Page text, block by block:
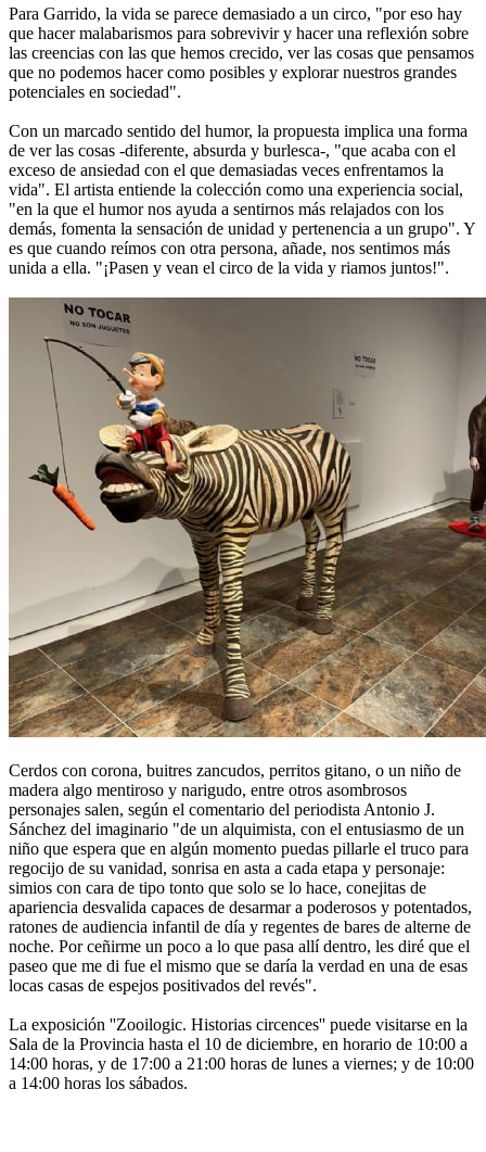
Para Garrido, la vida se parece demasiado a un circo, "por eso hay
que hacer malabarismos para sobrevivir y hacer una reflexión sobre
las creencias con las que hemos crecido, ver las cosas que pensamos
que no podemos hacer como posibles y explorar nuestros grandes
potenciales en sociedad".
Con un marcado sentido del humor, la propuesta implica una forma
de ver las cosas -diferente, absurda y burlesca-, "que acaba con el
exceso de ansiedad con el que demasiadas veces enfrentamos la
vida". El artista entiende la colección como una experiencia social,
"en la que el humor nos ayuda a sentirnos más relajados con los
demás, fomenta la sensación de unidad y pertenencia a un grupo". Y
es que cuando reímos con otra persona, añade, nos sentimos más
unida a ella. "¡Pasen y vean el circo de la vida y riamos juntos!".
Cerdos con corona, buitres zancudos, perritos gitano, o un niño de
madera algo mentiroso y narigudo, entre otros asombrosos
personajes salen, según el comentario del periodista Antonio J.
Sánchez del imaginario "de un alquimista, con el entusiasmo de un
niño que espera que en algún momento puedas pillarle el truco para
regocijo de su vanidad, sonrisa en asta a cada etapa y personaje:
simios con cara de tipo tonto que solo se lo hace, conejitas de
apariencia desvalida capaces de desarmar a poderosos y potentados,
ratones de audiencia infantil de día y regentes de bares de alterne de
noche. Por ceñirme un poco a lo que pasa allí dentro, les diré que el
paseo que me di fue el mismo que se daría la verdad en una de esas
locas casas de espejos positivados del revés".
La exposición ''Zooilogic. Historias circences'' puede visitarse en la
Sala de la Provincia hasta el 10 de diciembre, en horario de 10:00 a
14:00 horas, y de 17:00 a 21:00 horas de lunes a viernes; y de 10:00
a 14:00 horas los sábados.